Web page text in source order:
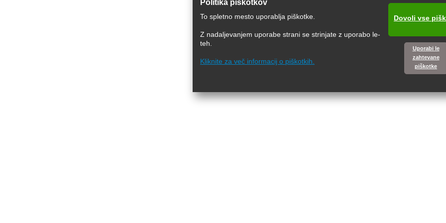
Politika piškotkov
To spletno mesto uporablja piškotke.
Z nadaljevanjem uporabe strani se strinjate z uporabo le-
teh.
Kliknite za več informacij o piškotkih.
Dovoli vse
Uporabi le
zahtevane
piškotke